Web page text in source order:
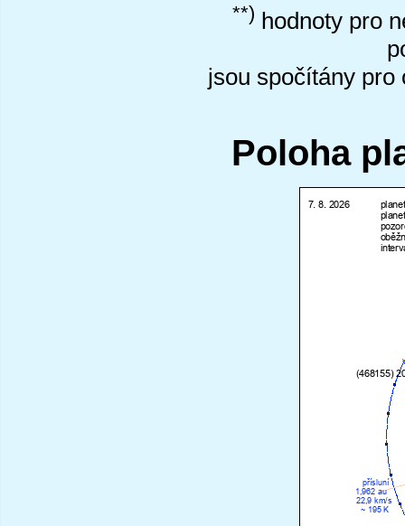
**) hodnoty pro
jsou spočítány pro
Poloha